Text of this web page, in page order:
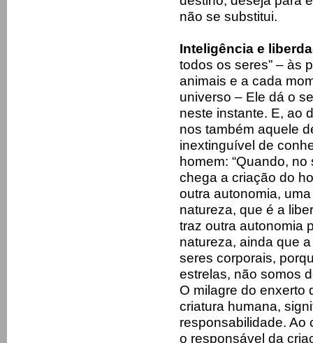
não se substitui.
Inteligência e
todos os seres” – às
animais e a cada
universo – Ele dá o
neste instante. E, ao
nos também aquele
inextinguível de
homem: “Quando,
chega a criação do
outra autonomia,
natureza, que é a
traz outra autonomia
natureza, ainda que
seres corporais,
estrelas, não somos
O milagre do enxerto
criatura humana,
responsabilidade. Ao
o responsável da